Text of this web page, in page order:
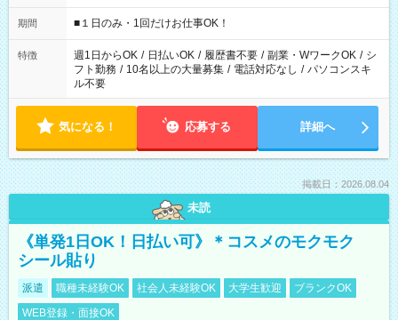
etc ★最短で3時間で5,120円のお仕事から 15時間で2万円近く稼
げるお仕事も！ ご希望のお時間に合わせてご紹介！ ※シフトは
ください！
期間 ■１日のみ・1回だけお仕事OK！
特徴 週1日からOK / 日払いOK / 履歴書不要 / 副業・WワークOK / シ
フト勤務 / 10名以上の大量募集 / 電話対応なし / パソコンスキ
ル不要
気になる！ 応募する 詳細へ
掲載日：2026.08.04
未読
《単発1日OK！日払い可》＊コスメのモクモク
シール貼り
派遣 職種未経験OK 社会人未経験OK 大学生歓迎
ブランクOK
WEB登録・面接OK